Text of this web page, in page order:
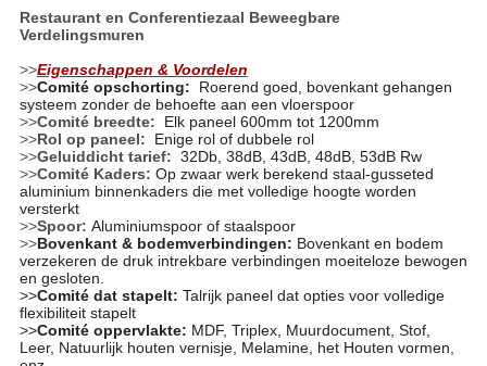
Restaurant en Conferentiezaal Beweegbare
Verdelingsmuren
>>Eigenschappen & Voordelen
>>Comité opschorting: Roerend goed, bovenkant gehangen
systeem zonder de behoefte aan een vloerspoor
>>Comité breedte: Elk paneel 600mm tot 1200mm
>>Rol op paneel: Enige rol of dubbele rol
>>Geluiddicht tarief: 32Db, 38dB, 43dB, 48dB, 53dB Rw
>>Comité Kaders: Op zwaar werk berekend staal-gusseted
aluminium binnenkaders die met volledige hoogte worden
versterkt
>>Spoor: Aluminiumspoor of staalspoor
>>Bovenkant & bodemverbindingen: Bovenkant en bodem
verzekeren de druk intrekbare verbindingen moeiteloze bewogen
en gesloten.
>>Comité dat stapelt: Talrijk paneel dat opties voor volledige
flexibiliteit stapelt
>>Comité oppervlakte: MDF, Triplex, Muurdocument, Stof,
Leer, Natuurlijk houten vernisje, Melamine, het Houten vormen,